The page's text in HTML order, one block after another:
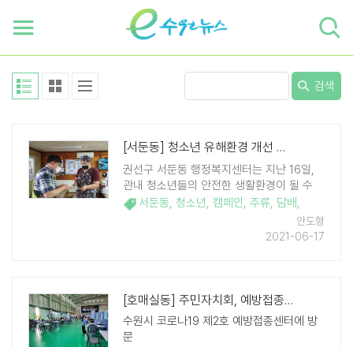
검색
[서둔동] 청소년 유해환경 개선 캠페인 전개
권선구 서둔동 행정복지센터는 지난 16일,
관내 청소년들의 안전한 생활환경이 될 수
있도록 유해환경을 개선하고자 탑동초등학
교 일대의 음식점, 편의점 등을 방문해 지도․
단속 캠페인을 펼쳤다. 이날 활동은 주류·담
서둔동, 청소년, 캠페인, 주류, 담배,
안도형
2021-06-17
[호매실동] 주민자치회, 예방접종센터 봉사활동 나서
수원시 코로나19 제2호 예방접종센터에 방
문